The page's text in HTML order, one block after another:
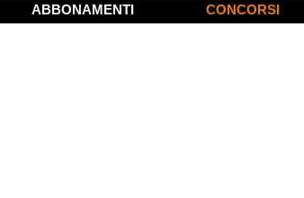
ABBONAMENTI CONCORSI